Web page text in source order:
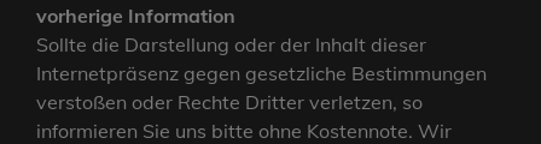
vorherige Information
Sollte die Darstellung oder der Inhalt dieser
Internetpräsenz gegen gesetzliche Bestimmungen
verstoßen oder Rechte Dritter verletzen, so
informieren Sie uns bitte ohne Kostennote. Wir